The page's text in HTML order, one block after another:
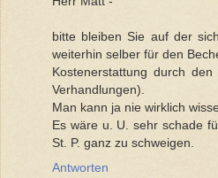
bitte bleiben Sie auf der
weiterhin selber für den
Kostenerstattung durch
Verhandlungen).
Man kann ja nie wirklich
Es wäre u. U. sehr schade
St. P. ganz zu schweigen.
Antworten